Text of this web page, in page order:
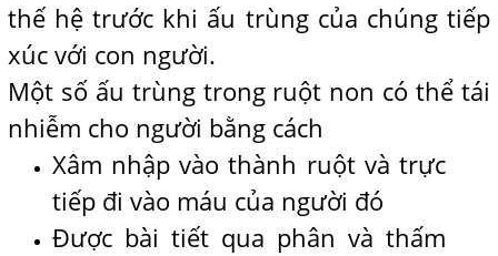
thế hệ trước khi ấu trùng của chúng tiếp
xúc với con người.
Một số ấu trùng trong ruột non có thể tái
nhiễm cho người bằng cách
Xâm nhập vào thành ruột và trực
tiếp đi vào máu của người đó
Được bài tiết qua phân và thấm